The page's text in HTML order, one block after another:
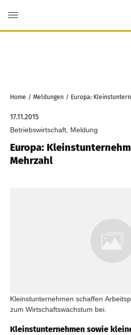
Home / Meldungen /
17.11.2015
Betriebswirtschaft, Meldung
Europa:
Mehrzahl
Kleinstunternehmen schaffen
zum Wirtschaftswachstum bei.
Kleinstunternehmen sowie